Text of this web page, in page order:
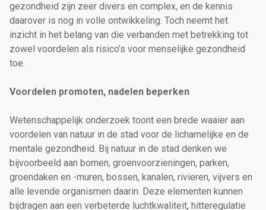
gezondheid zijn zeer divers en complex, en de kennis
daarover is nog in volle ontwikkeling. Toch neemt het
inzicht in het belang van die verbanden met betrekking tot
zowel voordelen als risico’s voor menselijke gezondheid
toe.
Voordelen promoten, nadelen beperken
Wetenschappelijk onderzoek toont een brede waaier aan
voordelen van natuur in de stad voor de lichamelijke en de
mentale gezondheid. Bij natuur in de stad denken we
bijvoorbeeld aan bomen, groenvoorzieningen, parken,
groendaken en -muren, bossen, kanalen, rivieren, vijvers en
alle levende organismen daarin. Deze elementen kunnen
bijdragen aan een verbeterde luchtkwaliteit, hitteregulatie